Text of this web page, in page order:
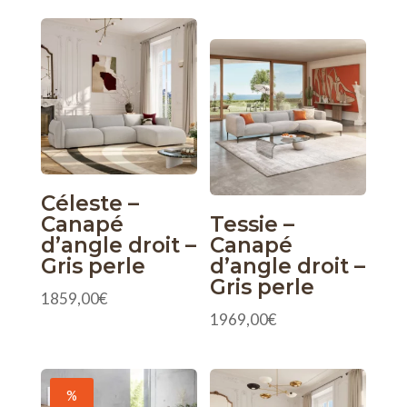
Céleste –
Canapé
d’angle droit –
Gris perle
1859,00€
Tessie –
Canapé
d’angle droit –
Gris perle
1969,00€
%